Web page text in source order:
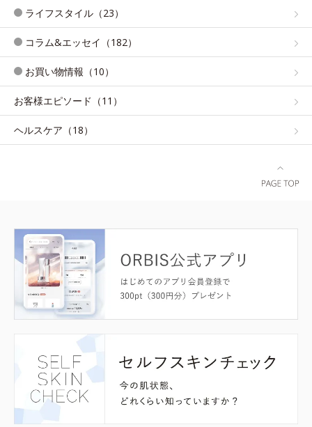
ライフスタイル（23）
コラム&エッセイ（182）
お買い物情報（10）
お客様エピソード（11）
ヘルスケア（18）